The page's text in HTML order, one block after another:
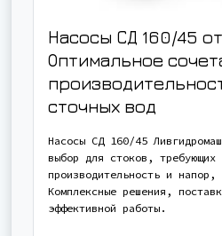
Насосы СД 160/45
Оптимальное
сточных вод
Насосы СД 160/45
выбор для стоков, требующих
производительность и
Комплексные решения,
эффективной работы.